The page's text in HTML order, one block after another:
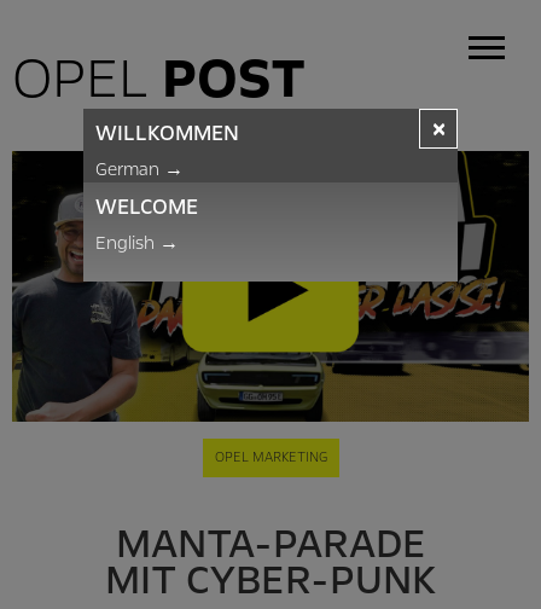
OPEL POST
OPEL MARKETING
MANTA-PARADE
MIT CYBER-PUNK
×
WILLKOMMEN
German →
WELCOME
English →